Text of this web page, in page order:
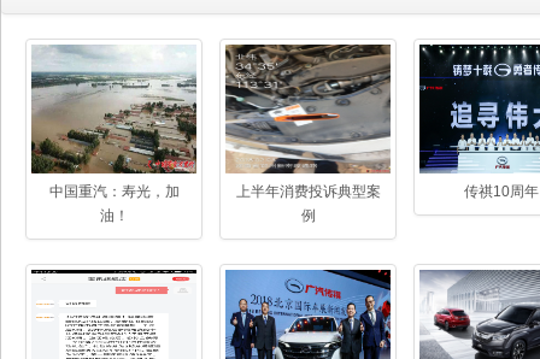
中国重汽：寿光，加
油！
上半年消费投诉典型案
例
传祺10周年